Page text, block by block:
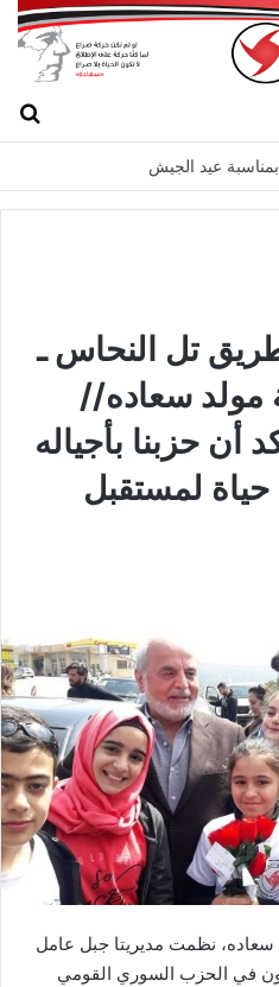
تل النحاس ـ
مولد سعاده//
حزبنا بأجياله
حياة لمستقبل
سعاده، نظمت مديريتا جبل عامل
في الحزب السوري القومي